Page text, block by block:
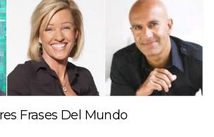
Frases Del Mundo